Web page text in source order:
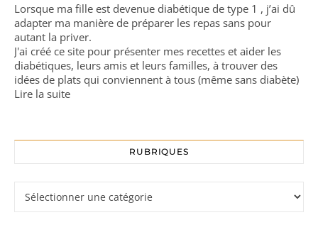
Lorsque ma fille est devenue diabétique de type 1 , j’ai dû
adapter ma manière de préparer les repas sans pour
autant la priver.
J'ai créé ce site pour présenter mes recettes et aider les
diabétiques, leurs amis et leurs familles, à trouver des
idées de plats qui conviennent à tous (même sans diabète)
Lire la suite
RUBRIQUES